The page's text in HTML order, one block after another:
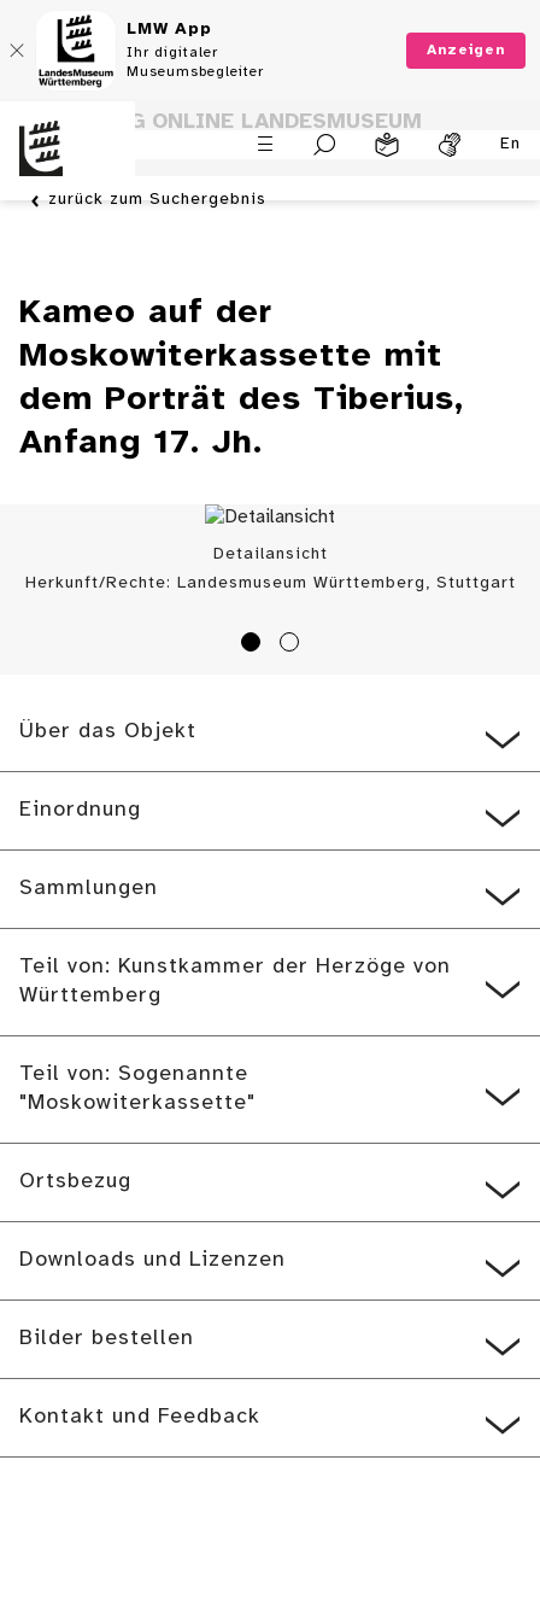
LMW App
Ihr digitaler
Museumsbegleiter
Anzeigen
En
SAMMLUNG ONLINE LANDESMUSEUM
WÜRTTEMBERG
zurück zum Suchergebnis
Kameo auf der
Moskowiterkassette mit
dem Porträt des Tiberius,
Anfang 17. Jh.
Detailansicht
Herkunft/Rechte: Landesmuseum Württemberg, Stuttgart
Über das Objekt
Einordnung
Sammlungen
Teil von: Kunstkammer der Herzöge von
Württemberg
Teil von: Sogenannte
"Moskowiterkassette"
Ortsbezug
Downloads und Lizenzen
Bilder bestellen
Kontakt und Feedback